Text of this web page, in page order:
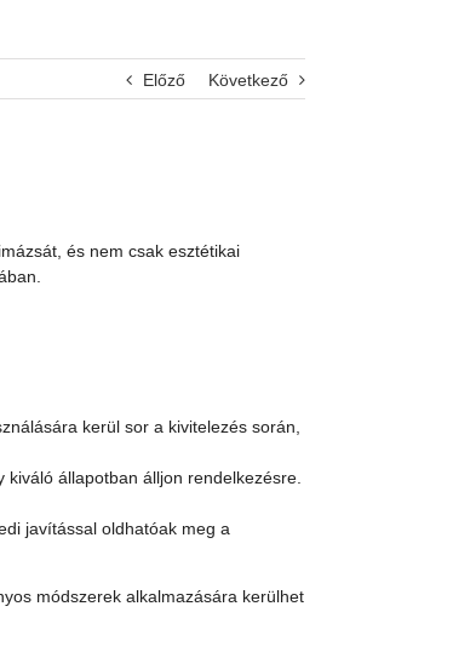
Előző Következő
és nem csak esztétikai
kerül sor a kivitelezés során,
állapotban álljon rendelkezésre.
javítással oldhatóak meg a
módszerek alkalmazására kerülhet